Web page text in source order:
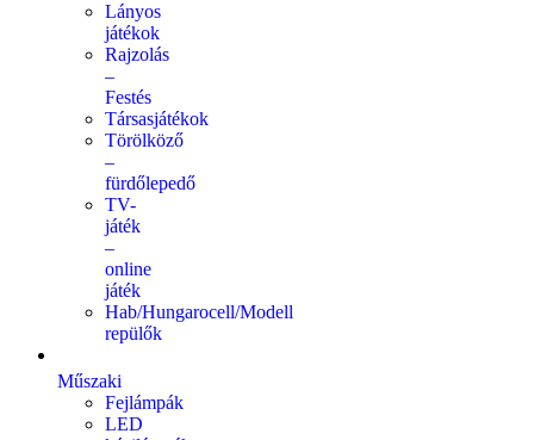
Lányos
játékok
Rajzolás
–
Festés
Társasjátékok
Törölköző
–
fürdőlepedő
TV-
játék
–
online
játék
Hab/Hungarocell/Modell
repülők
Műszaki
Fejlámpák
LED